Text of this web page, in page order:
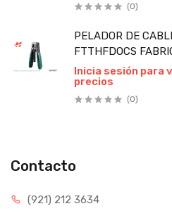
(0)
PELADOR DE
FTTHFDOCS
MANGO DE PVC
Inicia sesión para
precios
(0)
Contacto
(921) 212 3634